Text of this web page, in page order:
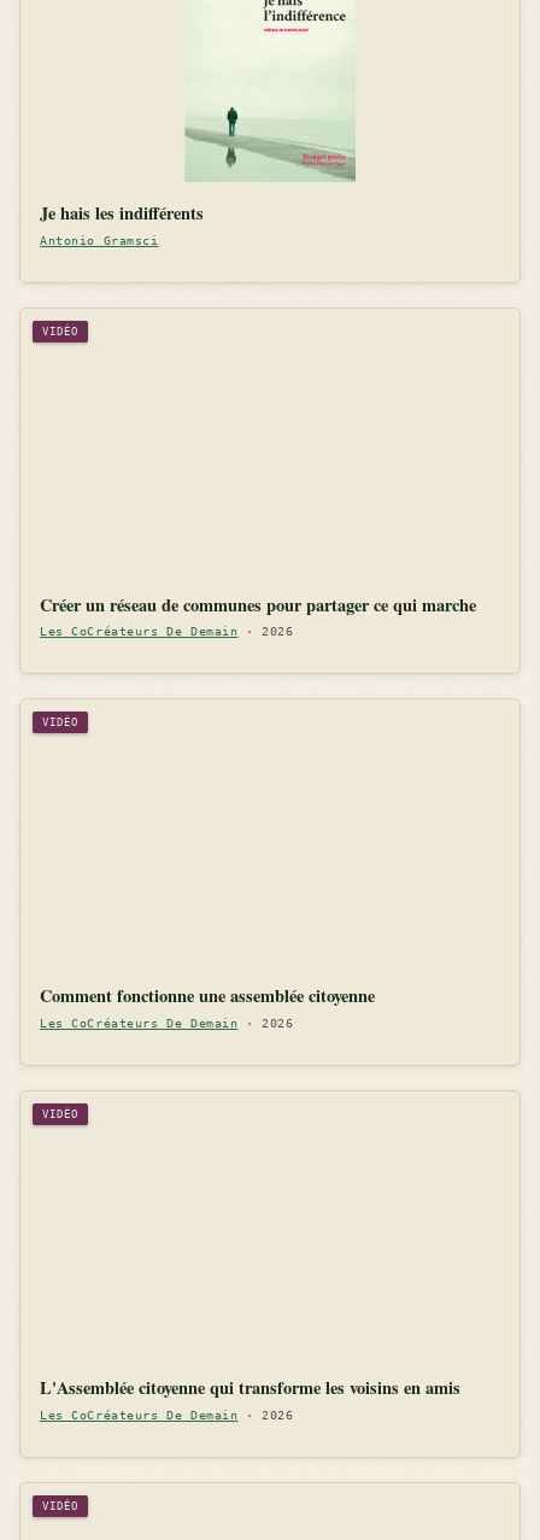
Je hais les indifférents
Antonio Gramsci
VIDÉO
Créer un réseau de communes pour partager ce qui marche
Les CoCréateurs De Demain · 2026
VIDÉO
Comment fonctionne une assemblée citoyenne
Les CoCréateurs De Demain · 2026
VIDÉO
L'Assemblée citoyenne qui transforme les voisins en amis
Les CoCréateurs De Demain · 2026
VIDÉO